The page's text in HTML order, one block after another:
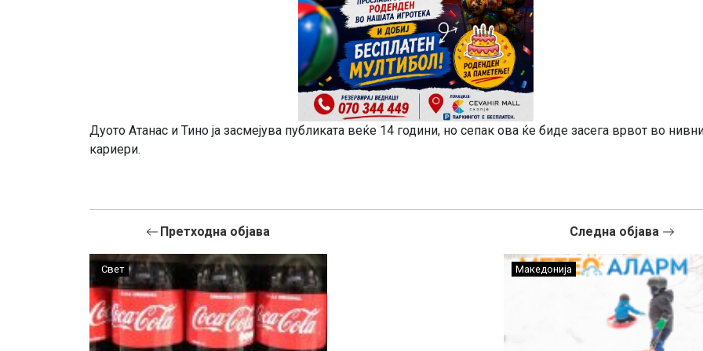
Дуото Атанас и Тино ја засмејува публиката веќе 14 години, но сепак ова ќе биде засега врвот во
кариери.
Претходна објава
Свет
Следна објава
Македонија